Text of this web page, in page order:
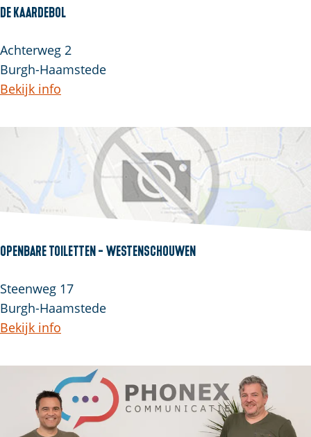
De Kaardebol
Achterweg 2
Burgh-Haamstede
Bekijk info
Openbare Toiletten - Westenschouwen
Steenweg 17
Burgh-Haamstede
Bekijk info